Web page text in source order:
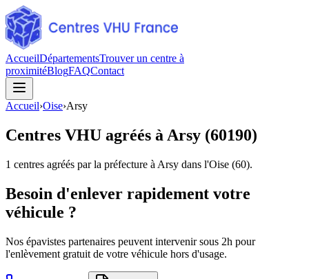
AccueilDépartementsTrouver un centre à
proximitéBlogFAQContact
Accueil›Oise›Arsy
Centres VHU agréés à Arsy (60190)
1 centres agréés par la préfecture à Arsy dans l'Oise (60).
Besoin d'enlever rapidement votre
véhicule ?
Nos épavistes partenaires peuvent intervenir sous 2h pour
l'enlèvement gratuit de votre véhicule hors d'usage.